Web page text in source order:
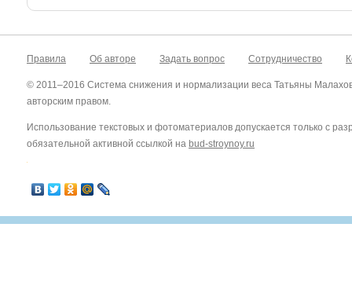
Правила Об авторе Задать вопрос Сотрудничество
© 2011–2016 Система снижения и нормализации веса Татьяны
авторским правом.
Использование текстовых и фотоматериалов допускается только с
обязательной активной ссылкой на bud-stroynoy.ru